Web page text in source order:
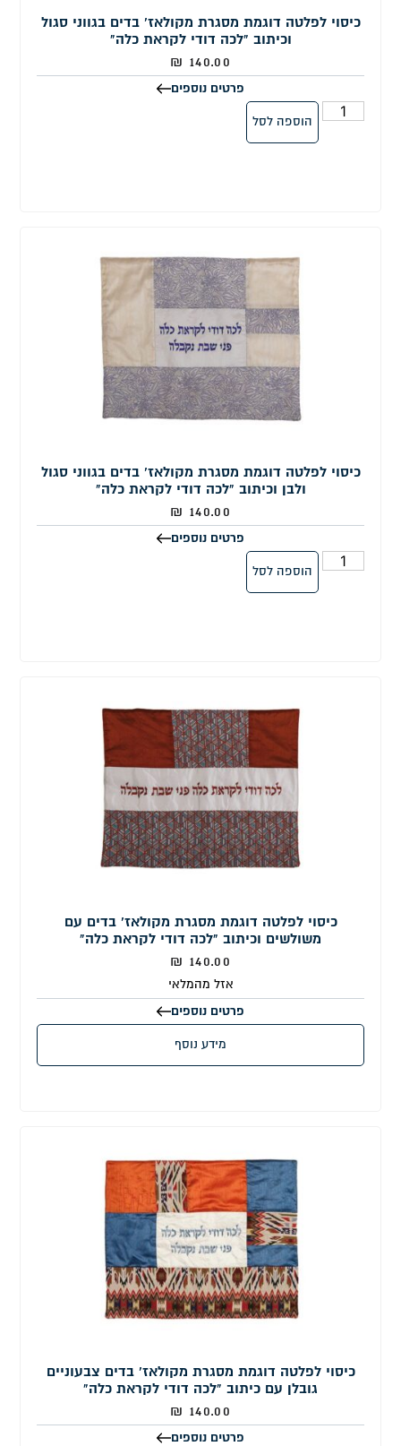
כיסוי לפלטה דוגמת מסגרת מקולאז' בדים בגווני סגול
וכיתוב "לכה דודי לקראת כלה"
140.00
₪
פרטים נוספים
הוספה לסל
כיסוי לפלטה דוגמת מסגרת מקולאז' בדים בגווני סגול
ולבן וכיתוב "לכה דודי לקראת כלה"
140.00
₪
פרטים נוספים
הוספה לסל
כיסוי לפלטה דוגמת מסגרת מקולאז' בדים עם
משולשים וכיתוב "לכה דודי לקראת כלה"
140.00
₪
אזל מהמלאי
פרטים נוספים
מידע נוסף
כיסוי לפלטה דוגמת מסגרת מקולאז' בדים צבעוניים
גובלן עם כיתוב "לכה דודי לקראת כלה"
140.00
₪
פרטים נוספים